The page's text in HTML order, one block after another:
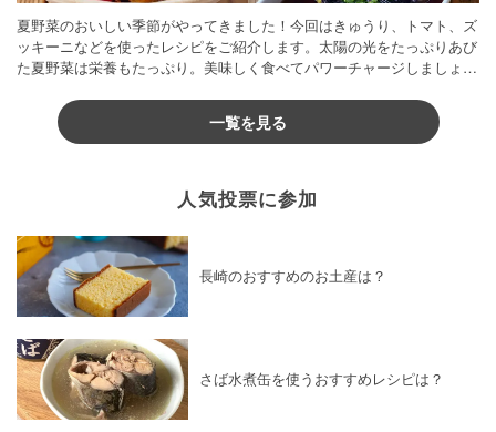
夏野菜のおいしい季節がやってきました！今回はきゅうり、トマト、ズ
ッキーニなどを使ったレシピをご紹介します。太陽の光をたっぷりあび
た夏野菜は栄養もたっぷり。美味しく食べてパワーチャージしましょう
一覧を見る
人気投票に参加
長崎のおすすめのお土産は？
さば水煮缶を使うおすすめレシピは？